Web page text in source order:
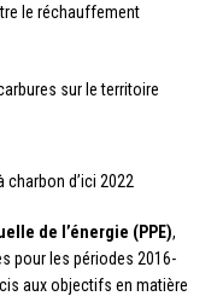
le réchauffement
sur le territoire
d’ici 2022
de l’énergie (PPE),
pour les périodes 2016-
aux objectifs en matière